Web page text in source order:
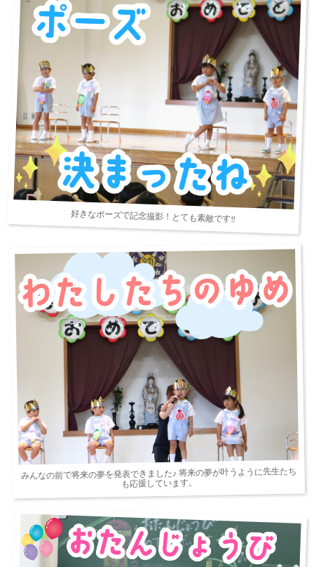
好きなポーズで記念撮影！とても素敵です‼
みんなの前で将来の夢を発表できました♪ 将来の夢が叶うように先生たち
も応援しています。